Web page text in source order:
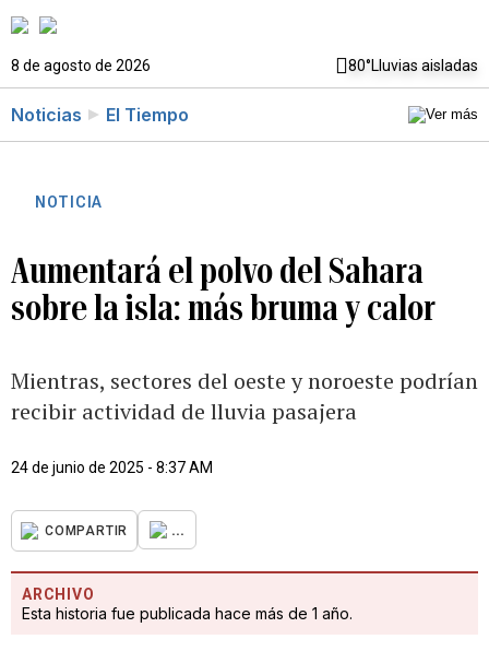
8 de agosto de 2026 80°Lluvias aisladas
Noticias El Tiempo
NOTICIA
Aumentará el polvo del Sahara
sobre la isla: más bruma y calor
Mientras, sectores del oeste y noroeste podrían
recibir actividad de lluvia pasajera
24 de junio de 2025 - 8:37 AM
COMPARTIR ...
ARCHIVO
Esta historia fue publicada hace más de 1 año.